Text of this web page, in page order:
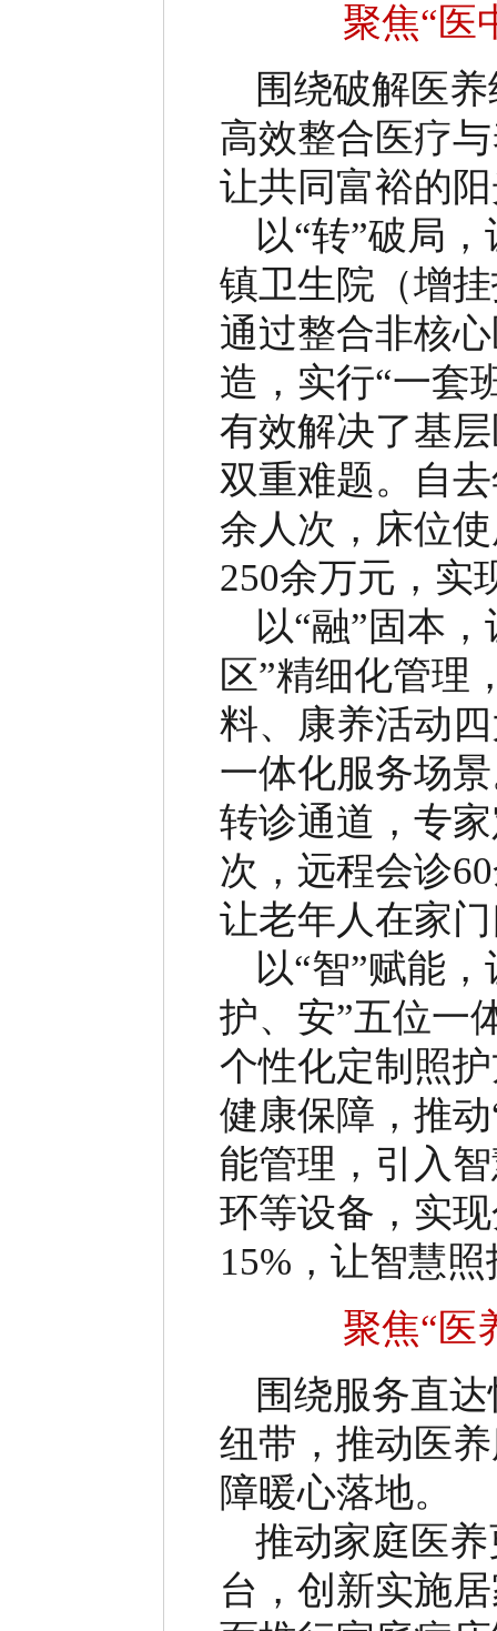
聚焦“医
围绕破解医
高效整合医疗
让共同富裕的
以“转”破局，
镇卫生院（增
通过整合非核
造，实行“一套
有效解决了基
双重难题。自
余人次，床位
250余万元，实
以“融”固本
区”精细化管理
料、康养活动
一体化服务场
转诊通道，专
次，远程会诊60
让老年人在家
以“智”赋能，
护、安”五位一
个性化定制照
健康保障，推动
能管理，引入
环等设备，实
15% ，让智慧
聚焦“医
围绕服务直
纽带，推动医
障暖心落地。
推动家庭医
台，创新实施